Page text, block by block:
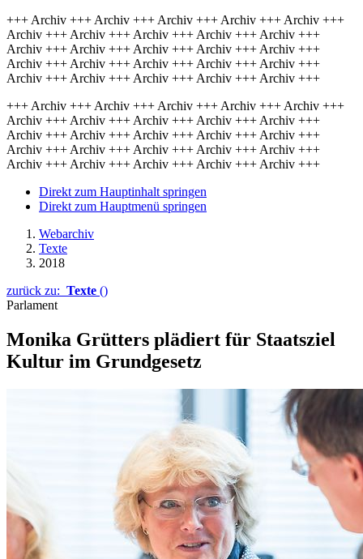
+++ Archiv +++ Archiv +++ Archiv +++ Archiv +++ Archiv +++
Archiv +++ Archiv +++ Archiv +++ Archiv +++ Archiv +++
Archiv +++ Archiv +++ Archiv +++ Archiv +++ Archiv +++
Archiv +++ Archiv +++ Archiv +++ Archiv +++ Archiv +++
Archiv +++ Archiv +++ Archiv +++ Archiv +++ Archiv +++
+++ Archiv +++ Archiv +++ Archiv +++ Archiv +++ Archiv +++
Archiv +++ Archiv +++ Archiv +++ Archiv +++ Archiv +++
Archiv +++ Archiv +++ Archiv +++ Archiv +++ Archiv +++
Archiv +++ Archiv +++ Archiv +++ Archiv +++ Archiv +++
Archiv +++ Archiv +++ Archiv +++ Archiv +++ Archiv +++
Direkt zum Hauptinhalt springen
Direkt zum Hauptmenü springen
Webarchiv
Texte
2018
zurück zu: Texte ()
Parlament
Monika Grütters plädiert für Staatsziel
Kultur im Grundgesetz